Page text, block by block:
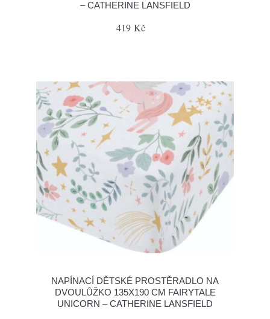
– CATHERINE LANSFIELD
419 Kč
NAPÍNACÍ DĚTSKÉ PROSTĚRADLO NA
DVOULŮŽKO 135X190 CM FAIRYTALE
UNICORN – CATHERINE LANSFIELD